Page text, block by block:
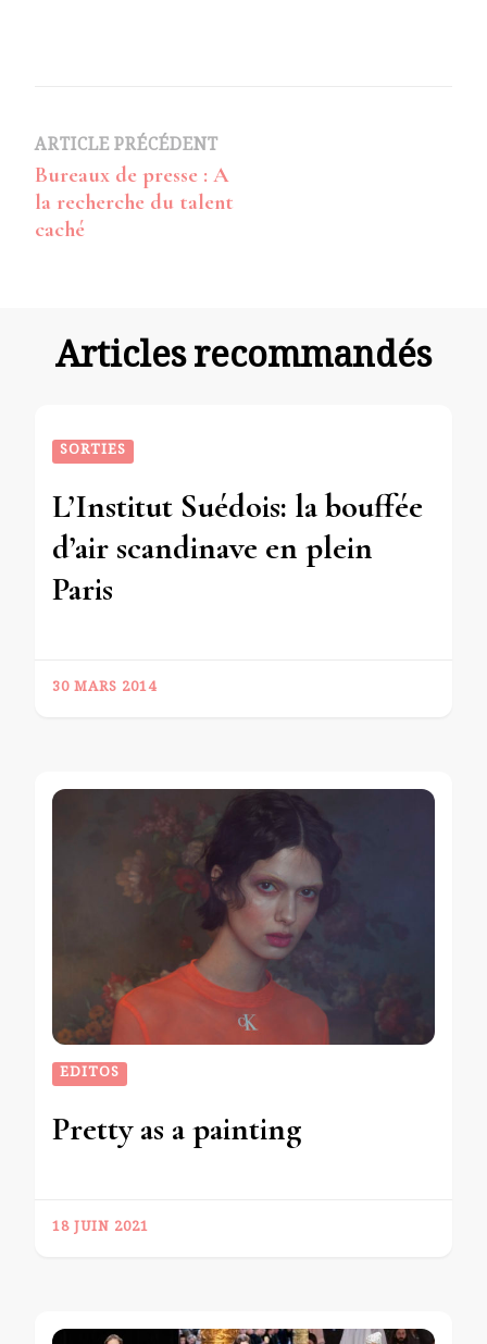
Navigation
d’article
ARTICLE PRÉCÉDENT
Bureaux de presse : A
la recherche du talent
caché
Articles recommandés
SORTIES
L’Institut Suédois: la bouffée
d’air scandinave en plein
Paris
30 MARS 2014
EDITOS
Pretty as a painting
18 JUIN 2021